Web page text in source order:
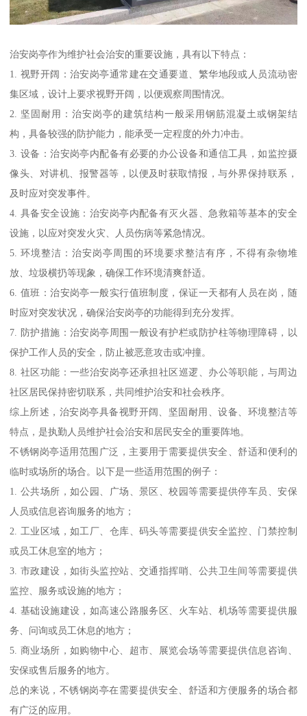
治安岗亭作为维护社会治安的重要设施，具有以下特点：
1. 视野开阔：治安岗亭通常建在交通要道、繁华地段或人员流动密
集区域，设计上要求视野开阔，以便观察周围情况。
2. 坚固耐用：治安岗亭的建筑结构一般采用钢筋混凝土或钢架结
构，具备较强的防护能力，能承受一定程度的外力冲击。
3. 设备：治安岗亭内配备有必要的办公设备和通信工具，如监控摄
像头、对讲机、报警器等，以便及时获取情报，与外界保持联系，
及时应对突发事件。
4. 具备安全设施：治安岗亭内配备有灭火器、急救箱等基本的安全
设施，以应对突发火灾、人员伤病等紧急情况。
5. 环境整洁：治安岗亭周围的环境要求整洁有序，不得有杂物堆
放、垃圾横扔等现象，确保工作环境清爽舒适。
6. 值班：治安岗亭一般实行值班制度，保证一天都有人员在岗，随
时应对突发状况，确保治安岗亭的功能得到充分发挥。
7. 防护措施：治安岗亭周围一般设有护栏或防护柱等物理障碍，以
保护工作人员的安全，防止被恶意攻击或冲撞。
8. 社区功能：一些治安岗亭还承担社区巡逻、办公等职能，与周边
社区居民保持密切联系，共同维护治安和社会秩序。
综上所述，治安岗亭具备视野开阔、坚固耐用、设备、环境整洁等
特点，是执勤人员维护社会治安和居民安全的重要阵地。
不锈钢岗亭适用范围广泛，主要用于需要提供安全、舒适和便利的
临时或场所的场合。以下是一些适用范围的例子：
1. 公共场所，如公园、广场、景区、校园等需要提供停车员、安保
人员或信息咨询服务的地方；
2. 工业区域，如工厂、仓库、码头等需要提供安全监控、门禁控制
或员工休息室的地方；
3. 市政建设，如街头监控站、交通指挥哨、公共卫生间等需要提供
监控、服务或设施的地方；
4. 基础设施建设，如高速公路服务区、火车站、机场等需要提供服
务、问询或员工休息的地方；
5. 商业场所，如购物中心、超市、展览会场等需要提供信息咨询、
安保或售后服务的地方。
总的来说，不锈钢岗亭在需要提供安全、舒适和方便服务的场合都
有广泛的应用。